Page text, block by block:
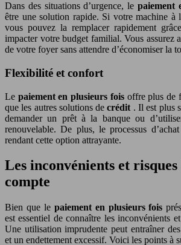
Dans des situations d’urgence, le paiement
être une solution rapide. Si votre machine à
vous pouvez la remplacer rapidement
impacter votre budget familial. Vous assurez
de votre foyer sans attendre d’économiser la
Flexibilité et confort
Le paiement en plusieurs fois offre plus de
que les autres solutions decrédit . Il est plus
demander un prêt à la banque ou
renouvelable. De plus, le processus
rendant cette option attrayante.
Les inconvénients et
compte
Bien que le paiement en plusieurs fois
est essentiel de connaître les inconvénients
Une utilisation imprudente peut entraîner
et un endettement excessif. Voici les points à